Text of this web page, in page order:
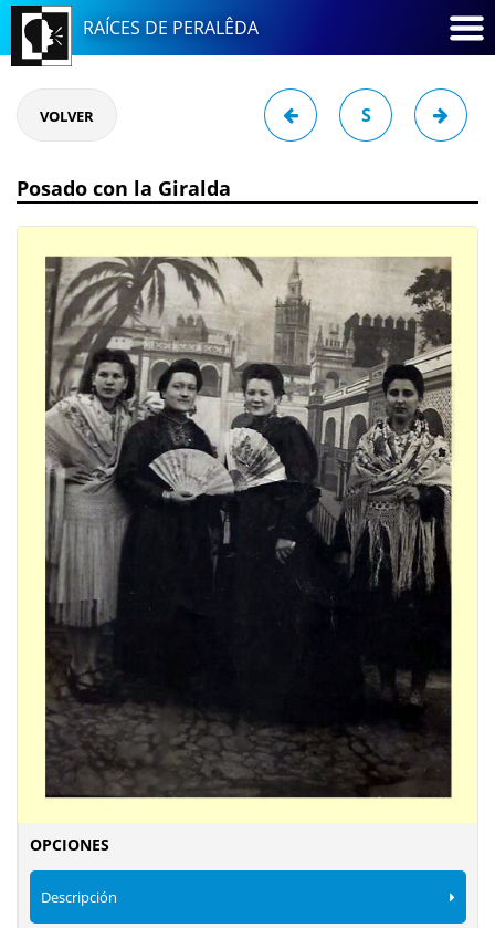
RAÍCES DE PERALÊDA
VOLVER S
Posado con la Giralda
OPCIONES
Descripción